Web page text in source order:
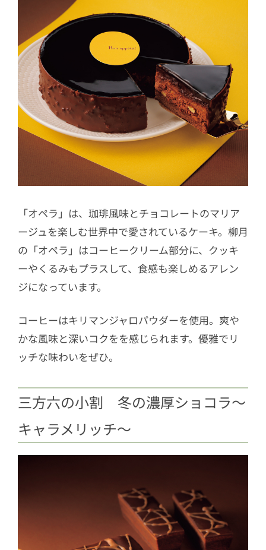
「オペラ」は、珈琲風味とチョコレートのマリア
ージュを楽しむ世界中で愛されているケーキ。柳月
の「オペラ」はコーヒークリーム部分に、クッキ
ーやくるみもプラスして、食感も楽しめるアレン
ジになっています。
コーヒーはキリマンジャロパウダーを使用。爽や
かな風味と深いコクをを感じられます。優雅でリ
ッチな味わいをぜひ。
三方六の小割 冬の濃厚ショコラ～
キャラメリッチ～